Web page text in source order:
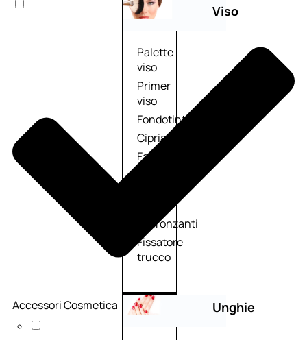
Viso
Palette
viso
Primer
viso
Fondotinta
Cipria
Fard/Blush
abbronzanti
Fissatore
trucco
Unghie
Accessori Cosmetica